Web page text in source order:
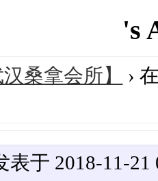
's
汉桑拿会所】
›
表于 2018-11-21